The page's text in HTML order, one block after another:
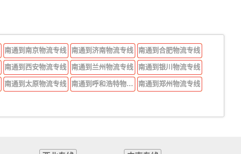
南通到南京物流专线 南通到济南物流专线 南通到合肥物流专线
南通到西安物流专线 南通到兰州物流专线 南通到银川物流专线
南通到太原物流专线 南通到呼和浩特物流专线 南通到郑州物流专线